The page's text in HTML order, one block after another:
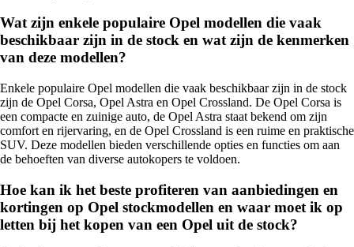
Wat zijn enkele populaire Opel modellen die vaak
beschikbaar zijn in de stock en wat zijn de kenmerken
van deze modellen?
Enkele populaire Opel modellen die vaak beschikbaar zijn in de stock
zijn de Opel Corsa, Opel Astra en Opel Crossland. De Opel Corsa is
een compacte en zuinige auto, de Opel Astra staat bekend om zijn
comfort en rijervaring, en de Opel Crossland is een ruime en praktische
SUV. Deze modellen bieden verschillende opties en functies om aan
de behoeften van diverse autokopers te voldoen.
Hoe kan ik het beste profiteren van aanbiedingen en
kortingen op Opel stockmodellen en waar moet ik op
letten bij het kopen van een Opel uit de stock?